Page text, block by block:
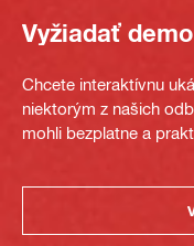
Vyžiadať demo
Chcete interaktívnu
niektorým z našich
mohli bezplatne a